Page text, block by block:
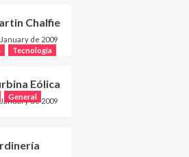
Chalfie
de 2009
Tecnología
Eólica
de 2009
General